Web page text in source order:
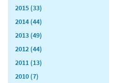
2015 (33)
2014 (44)
2013 (49)
2012 (44)
2011 (13)
2010 (7)